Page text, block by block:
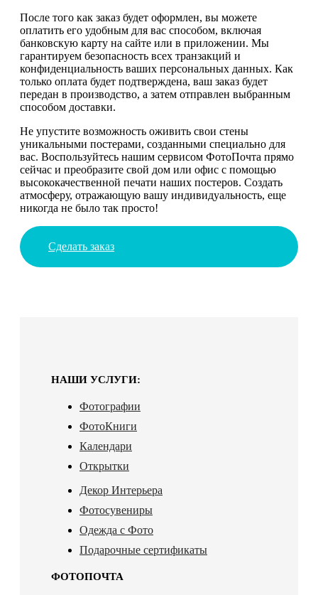
После того как заказ будет оформлен, вы можете
оплатить его удобным для вас способом, включая
банковскую карту на сайте или в приложении. Мы
гарантируем безопасность всех транзакций и
конфиденциальность ваших персональных данных. Как
только оплата будет подтверждена, ваш заказ будет
передан в производство, а затем отправлен выбранным
способом доставки.
Не упустите возможность оживить свои стены
уникальными постерами, созданными специально для
вас. Воспользуйтесь нашим сервисом ФотоПочта прямо
сейчас и преобразите свой дом или офис с помощью
высококачественной печати наших постеров. Создать
атмосферу, отражающую вашу индивидуальность, еще
никогда не было так просто!
Сделать заказ
НАШИ УСЛУГИ:
Фотографии
ФотоКниги
Календари
Открытки
Декор Интерьера
Фотосувениры
Одежда с Фото
Подарочные сертификаты
ФОТОПОЧТА